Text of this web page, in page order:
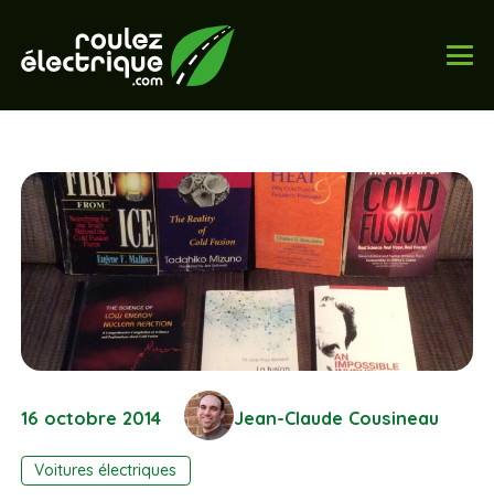
16 octobre 2014 Jean-Claude Cousineau
Voitures électriques